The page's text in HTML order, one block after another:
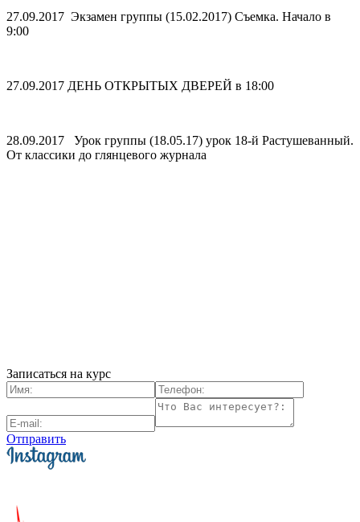
27.09.2017 Экзамен группы (15.02.2017) Съемка. Начало в
9:00
27.09.2017 ДЕНЬ ОТКРЫТЫХ ДВЕРЕЙ в 18:00
28.09.2017 Урок группы (18.05.17) урок 18-й Растушеванный.
От классики до глянцевого журнала
Записаться на курс
Отправить